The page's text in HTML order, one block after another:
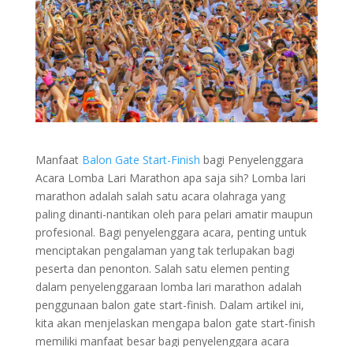
Manfaat Balon Gate Start-Finish bagi Penyelenggara
Acara Lomba Lari Marathon apa saja sih? Lomba lari
marathon adalah salah satu acara olahraga yang
paling dinanti-nantikan oleh para pelari amatir maupun
profesional. Bagi penyelenggara acara, penting untuk
menciptakan pengalaman yang tak terlupakan bagi
peserta dan penonton. Salah satu elemen penting
dalam penyelenggaraan lomba lari marathon adalah
penggunaan balon gate start-finish. Dalam artikel ini,
kita akan menjelaskan mengapa balon gate start-finish
memiliki manfaat besar bagi penyelenggara acara